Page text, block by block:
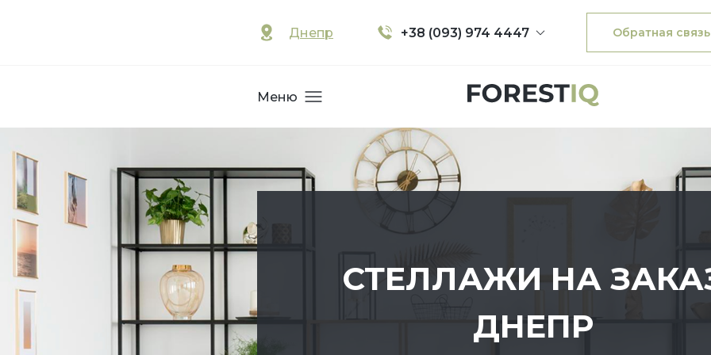
Днепр +38 (093) 974 4447 Обратная связь
Меню
СТЕЛЛАЖИ НА
ДНЕПР